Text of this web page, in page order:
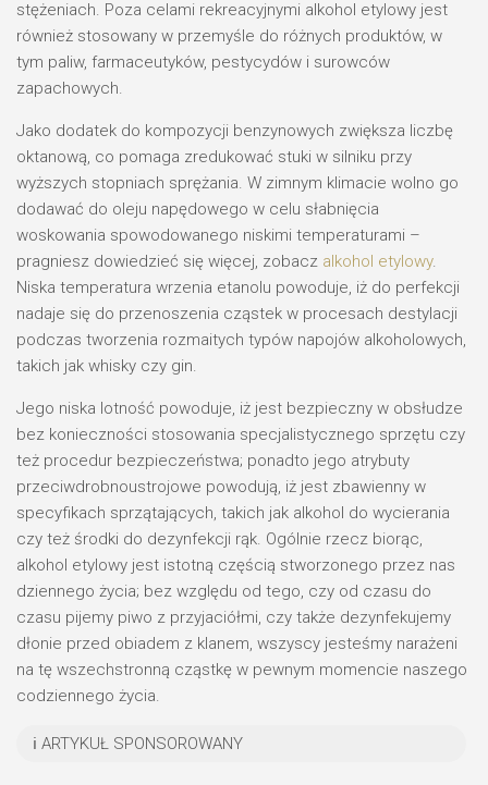
stężeniach. Poza celami rekreacyjnymi alkohol etylowy jest
również stosowany w przemyśle do różnych produktów, w
tym paliw, farmaceutyków, pestycydów i surowców
zapachowych.
Jako dodatek do kompozycji benzynowych zwiększa liczbę
oktanową, co pomaga zredukować stuki w silniku przy
wyższych stopniach sprężania. W zimnym klimacie wolno go
dodawać do oleju napędowego w celu słabnięcia
woskowania spowodowanego niskimi temperaturami –
pragniesz dowiedzieć się więcej, zobacz alkohol etylowy.
Niska temperatura wrzenia etanolu powoduje, iż do perfekcji
nadaje się do przenoszenia cząstek w procesach destylacji
podczas tworzenia rozmaitych typów napojów alkoholowych,
takich jak whisky czy gin.
Jego niska lotność powoduje, iż jest bezpieczny w obsłudze
bez konieczności stosowania specjalistycznego sprzętu czy
też procedur bezpieczeństwa; ponadto jego atrybuty
przeciwdrobnoustrojowe powodują, iż jest zbawienny w
specyfikach sprzątających, takich jak alkohol do wycierania
czy też środki do dezynfekcji rąk. Ogólnie rzecz biorąc,
alkohol etylowy jest istotną częścią stworzonego przez nas
dziennego życia; bez względu od tego, czy od czasu do
czasu pijemy piwo z przyjaciółmi, czy także dezynfekujemy
dłonie przed obiadem z klanem, wszyscy jesteśmy narażeni
na tę wszechstronną cząstkę w pewnym momencie naszego
codziennego życia.
ℹ️ ARTYKUŁ SPONSOROWANY